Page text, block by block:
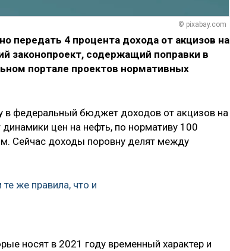
© pixabay.com
передать 4 процента дохода от акцизов на
законопроект, содержащий поправки в
портале проектов нормативных
в федеральный бюджет доходов от акцизов на
цен на нефть, по нормативу 100
Сейчас доходы поровну делят между
же правила, что и
носят в 2021 году временный характер и